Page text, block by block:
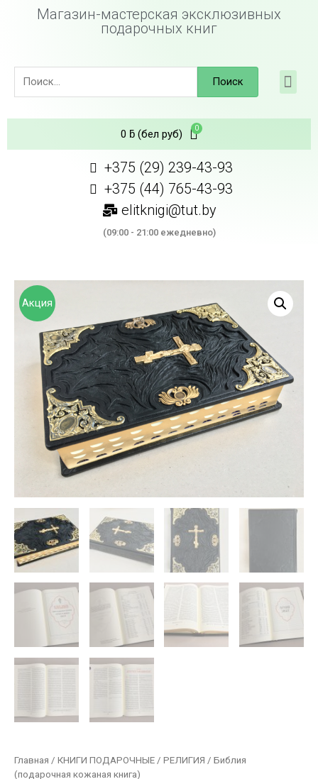
Магазин-мастерская эксклюзивных
подарочных книг
Поиск
0 ƃ(бел руб)
+375 (29) 239-43-93
+375 (44) 765-43-93
elitknigi@tut.by
(09:00 - 21:00 ежедневно)
Акция
Главная / КНИГИ ПОДАРОЧНЫЕ / РЕЛИГИЯ / Библия
(подарочная кожаная книга)